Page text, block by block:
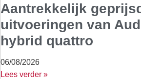
Aantrekkelijk
uitvoeringen van
hybrid quattro
06/08/2026
Lees verder »